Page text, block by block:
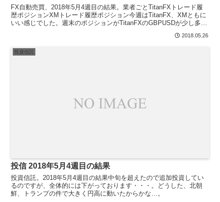
FX自動売買、2018年5月4週目の結果。業者ごとTitanFXトレード履
歴ポジションXMトレード履歴ポジション今週はTitanFX、XMともに
いい感じでした。週末のポジションがTitanFXのGBPUSDが少し多め
2018.05.26
投資信託
投信 2018年5月4週目の結果
投資信託。2018年5月4週目の結果中旬を超えたので追加投資してい
るのですが、全体的には下がっております・・・。どうした、北朝
鮮、トランプの件で大きく円高に動いたからかな…。